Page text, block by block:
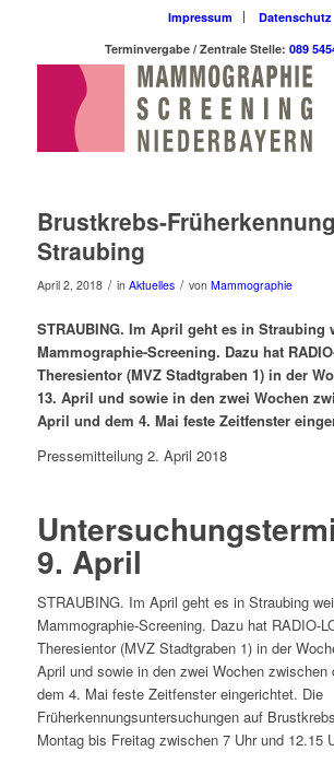
Impressum
Datenschutz
Terminvergabe / Zentrale Stelle: 089
Brustkrebs-
Straubing
April 2, 2018 / in Aktuelles / von Mammographie
STRAUBING. Im April geht es in Straubing
Mammographie-Screening. Dazu hat
Theresientor (MVZ Stadtgraben 1) in der
13. April und sowie in den zwei Wochen
April und dem 4. Mai feste Zeitfenster
Pressemitteilung 2. April 2018
9. April
STRAUBING. Im April geht es in Straubing
Mammographie-Screening. Dazu hat RADIO-
Theresientor (MVZ Stadtgraben 1) in der
April und sowie in den zwei Wochen zwischen
dem 4. Mai feste Zeitfenster eingerichtet. Die
Früherkennungsuntersuchungen auf
Montag bis Freitag zwischen 7 Uhr und 12.15